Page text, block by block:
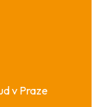
v Praze